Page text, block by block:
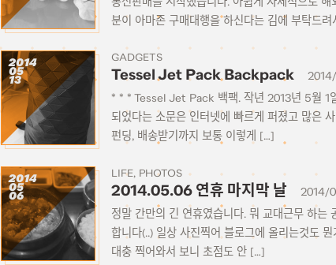
분이 아마존 구매대행을 하신다는 김에 부탁드
2014
05
13
GADGETS
Tessel Jet Pack Backpack
* * * Tessel Jet Pack 백팩. 작년 2013년 5월 1
되었다는 소문은 인터넷에 빠르게 퍼졌고 많은
펀딩, 배송받기까지 보통 이렇게 […]
2014
05
06
LIFE PHOTOS
2014.05.06 연휴 마지막 날
2014/
정말 간만의 긴 연휴였습니다. 뭐 교대근무 하는
합니다(..) 일상 사진찍어 블로그에 올리는것도
대충 찍어와서 보니 초점도 안 […]